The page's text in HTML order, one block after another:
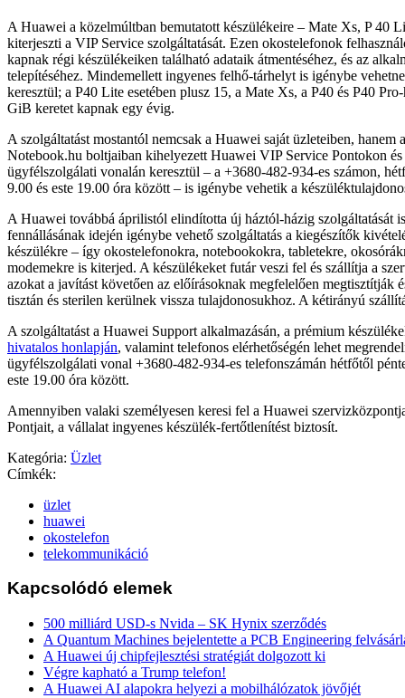
A Huawei a közelmúltban bemutatott készülékeire – Mate Xs, P 40
kiterjeszti a VIP Service szolgáltatását. Ezen okostelefonok
kapnak régi készülékeiken található adataik átmentéséhez, és az
telepítéséhez. Mindemellett ingyenes felhő-tárhelyt is igénybe
keresztül; a P40 Lite esetében plusz 15, a Mate Xs, a P40 és P40
GiB keretet kapnak egy évig.
A szolgáltatást mostantól nemcsak a Huawei saját üzleteiben, hanem
Notebook.hu boltjaiban kihelyezett Huawei VIP Service Pontokon
ügyfélszolgálati vonalán keresztül – a +3680-482-934-es számon,
9.00 és este 19.00 óra között – is igénybe vehetik a
A Huawei továbbá áprilistól elindította új háztól-házig szolgáltatását
fennállásának idején igénybe vehető szolgáltatás a kiegészítők
készülékre – így okostelefonokra, notebookokra, tabletekre,
modemekre is kiterjed. A készülékeket futár veszi fel és szállítja a
azokat a javítást követően az előírásoknak megfelelően megtisztítják
tisztán és sterilen kerülnek vissza tulajdonosukhoz. A kétirányú
A szolgáltatást a Huawei Support alkalmazásán, a prémium
hivatalos honlapján, valamint telefonos elérhetőségén lehet
ügyfélszolgálati vonal +3680-482-934-es telefonszámán hétfőtől
este 19.00 óra között.
Amennyiben valaki személyesen keresi fel a Huawei
Pontjait, a vállalat ingyenes készülék-fertőtlenítést biztosít.
Kategória: Üzlet
Címkék:
üzlet
huawei
okostelefon
telekommunikáció
Kapcsolódó elemek
500 milliárd USD-s Nvida – SK Hynix szerződés
A Quantum Machines bejelentette a PCB Engineering
A Huawei új chipfejlesztési stratégiát dolgozott ki
Végre kapható a Trump telefon!
A Huawei AI alapokra helyezi a mobilhálózatok jövőjét